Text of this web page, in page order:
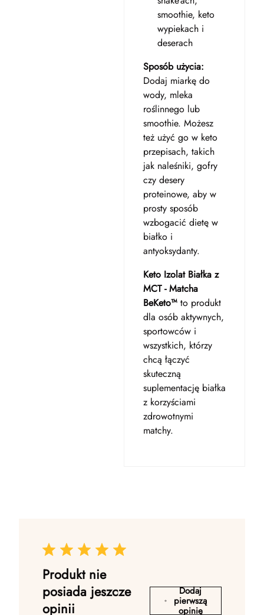
smoothie, keto
wypiekach i
deserach
Sposób użycia:
Dodaj miarkę do
wody, mleka
roślinnego lub
smoothie. Możesz
też użyć go w keto
przepisach, takich
jak naleśniki, gofry
czy desery
proteinowe, aby w
prosty sposób
wzbogacić dietę w
białko i
antyoksydanty.
Keto Izolat Białka z
MCT - Matcha
BeKeto™to produkt
dla osób aktywnych,
sportowców i
wszystkich, którzy
chcą łączyć
skuteczną
suplementację białka
z korzyściami
zdrowotnymi
matchy.
Produkt nie
posiada jeszcze
opinii
Dodaj
pierwszą
opinię